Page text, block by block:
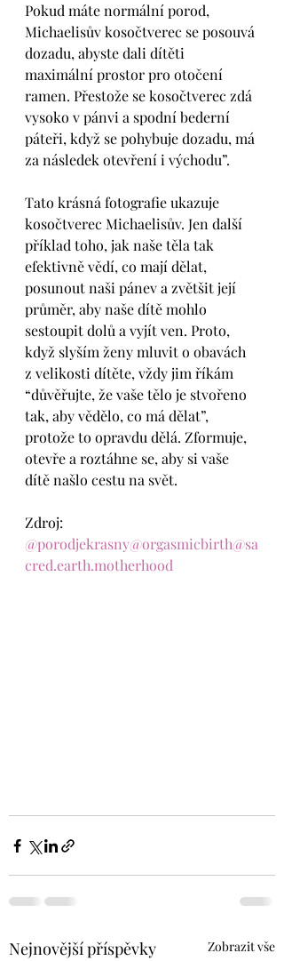
Pokud máte normální porod,
Michaelisův kosočtverec se posouvá
dozadu, abyste dali dítěti
maximální prostor pro otočení
ramen. Přestože se kosočtverec zdá
vysoko v pánvi a spodní bederní
páteři, když se pohybuje dozadu, má
za následek otevření i východu”.
Tato krásná fotografie ukazuje
kosočtverec Michaelisův. Jen další
příklad toho, jak naše těla tak
efektivně vědí, co mají dělat,
posunout naši pánev a zvětšit její
průměr, aby naše dítě mohlo
sestoupit dolů a vyjít ven. Proto,
když slyším ženy mluvit o obavách
z velikosti dítěte, vždy jim říkám
“důvěřujte, že vaše tělo je stvořeno
tak, aby vědělo, co má dělat”,
protože to opravdu dělá. Zformuje,
otevře a roztáhne se, aby si vaše
dítě našlo cestu na svět.
Zdroj:
@porodjekrasny@orgasmicbirth@sa
cred.earth.motherhood
Nejnovější příspěvky Zobrazit vše